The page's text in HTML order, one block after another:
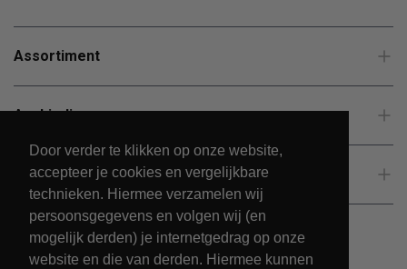
Door verder te klikken op onze website,
accepteer je cookies en vergelijkbare
technieken. Hiermee verzamelen wij
persoonsgegevens en volgen wij (en
mogelijk derden) je internetgedrag op onze
website en die van derden. Hiermee kunnen
Assortiment
Aanbiedingen
Klantenservice